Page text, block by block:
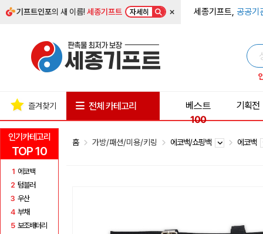
기프트인포의 새 이름!세종기프트 자세히 × 세종기프트, 공공기
인기카테고리
TOP 10
1 에코백
2 텀블러
3 우산
4 부채
5 보조배터리
즐겨찾기 전체 카테고리
베스트
100
기획전
홈 가방/패션/미용/키링 에코백/쇼핑백 에코백